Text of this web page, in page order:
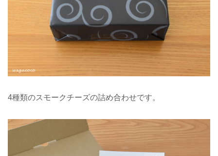
4種類のスモークチーズの詰め合わせです。